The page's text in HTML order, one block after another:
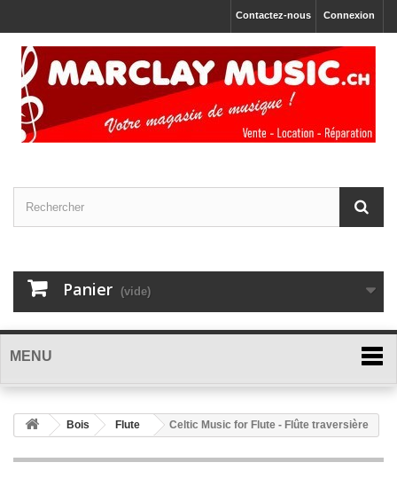
Connexion
Contactez-nous
Panier (vide)
MENU
Bois Flute Celtic Music for Flute - Flûte traversière